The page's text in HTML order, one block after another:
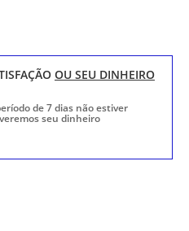
OU SEU DINHEIRO
de 7 dias não estiver
seu dinheiro